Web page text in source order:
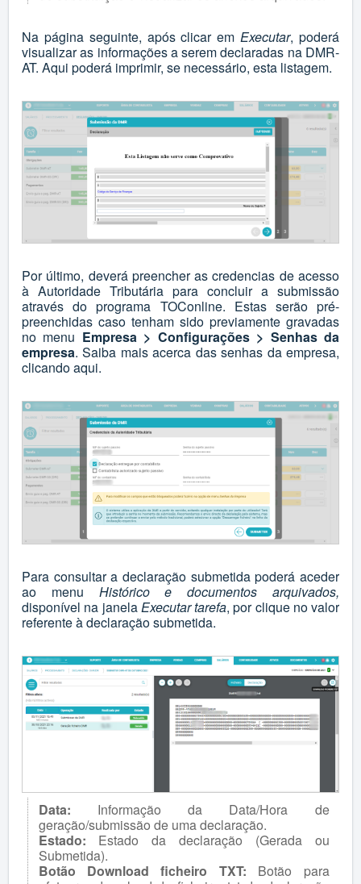
Na página seguinte, após clicar emExecutar, poderá
visualizar as informações a serem declaradas na DMR-
AT. Aqui poderá imprimir, se necessário, esta listagem.
Por último, deverá preencher as credencias de acesso
à Autoridade Tributária para concluir a submissão
através do programa TOConline. Estas serão pré-
preenchidas caso tenham sido previamente gravadas
no menu Empresa > Configurações > Senhas da
empresa. Saiba mais acerca das senhas da empresa,
clicandoaqui.
Para consultar a declaração submetida poderá aceder
ao menu Histórico e documentos arquivados,
disponível na janelaExecutar tarefa, por clique no valor
referente à declaração submetida.
Data: Informação da Data/Hora de
geração/submissão de uma declaração.
Estado: Estado da declaração (Gerada ou
Submetida).
Botão Download ficheiro TXT: Botão para